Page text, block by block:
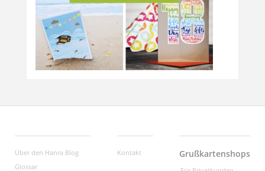
Über den Hanra Blog
Glossar
Kontakt Grußkartenshops